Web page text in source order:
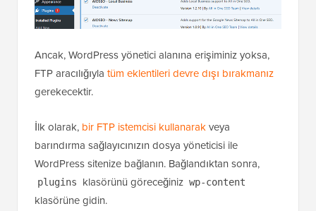
Ancak, WordPress yönetici alanına erişiminiz yoksa,
FTP aracılığıyla tüm eklentileri devre dışı bırakmanız
gerekecektir.
İlk olarak, bir FTP istemcisi kullanarakveya
barındırma sağlayıcınızın dosya yöneticisi ile
WordPress sitenize bağlanın. Bağlandıktan sonra,
plugins klasörünü göreceğiniz wp-content
klasörüne gidin.